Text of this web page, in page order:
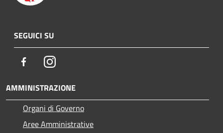
SEGUICI SU
FacebookInstagram
AMMINISTRAZIONE
Organi di Governo
Aree Amministrative